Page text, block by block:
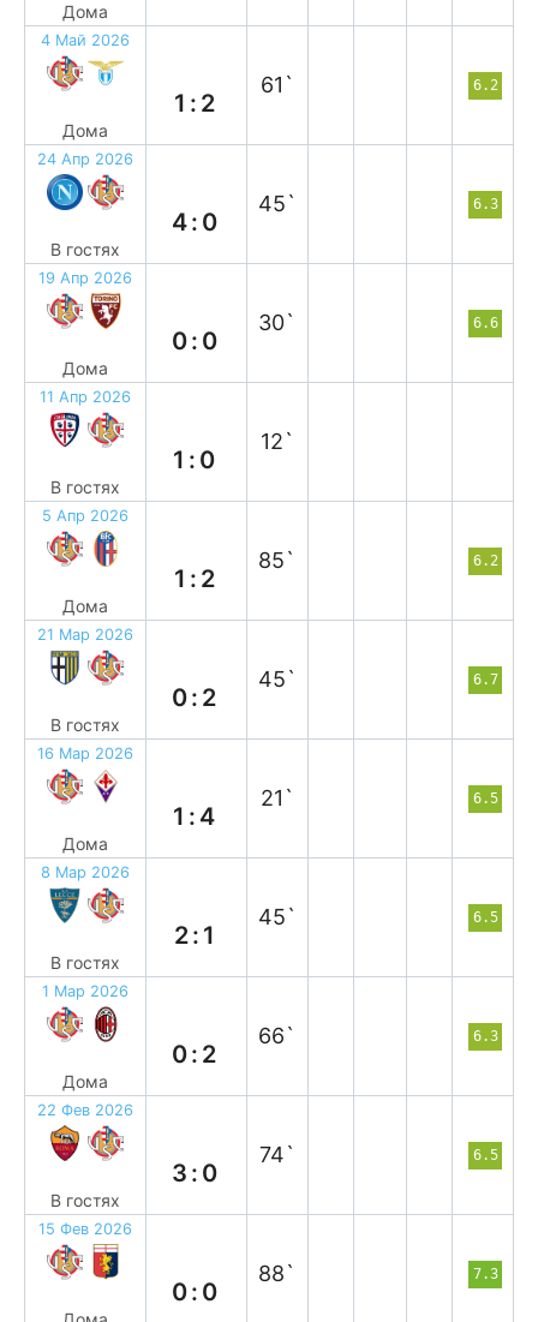
Дома
4 Май 2026
Дома
1:2
61` 6.2
24 Апр 2026
В гостях
4:0
45` 6.3
19 Апр 2026
Дома
0:0
30` 6.6
11 Апр 2026
В гостях
1:0
12`
5 Апр 2026
Дома
1:2
85` 6.2
21 Мар 2026
В гостях
0:2
45` 6.7
16 Мар 2026
Дома
1:4
21` 6.5
8 Мар 2026
В гостях
2:1
45` 6.5
1 Мар 2026
Дома
0:2
66` 6.3
22 Фев 2026
В гостях
3:0
74` 6.5
15 Фев 2026
0:0
88` 7.3